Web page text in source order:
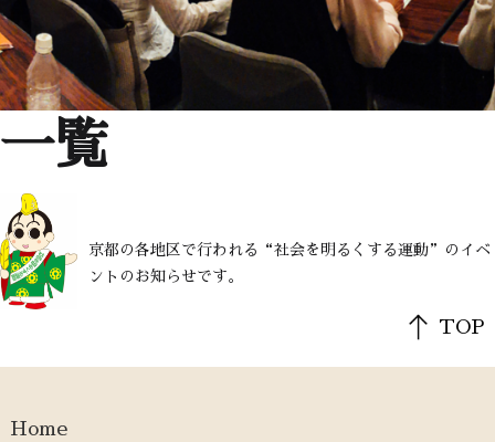
一覧
京都の各地区で行われる“社会を明るくする運動”のイベ
ントのお知らせです。
TOP
Home